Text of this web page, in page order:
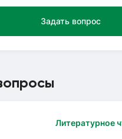
Задать вопрос
Литературное